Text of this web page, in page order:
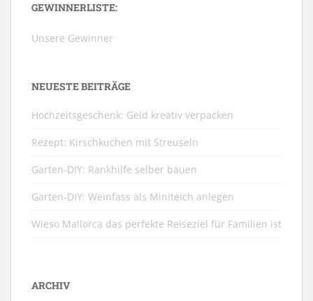
GEWINNERLISTE:
Unsere Gewinner
NEUESTE BEITRÄGE
Hochzeitsgeschenk: Geld kreativ verpacken
Rezept: Kirschkuchen mit Streuseln
Garten-DIY: Rankhilfe selber bauen
Garten-DIY: Weinfass als Miniteich anlegen
Wieso Mallorca das perfekte Reiseziel für Familien ist
ARCHIV